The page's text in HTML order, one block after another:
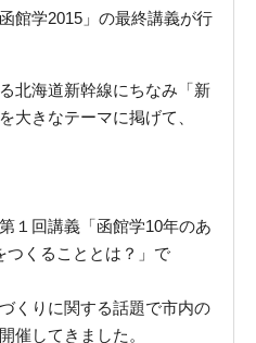
館学2015」の最終講義が行
北海道新幹線にちなみ「新
大きなテーマに掲げて、
１回講義「函館学10年のあ
つくることとは？」で
くりに関する話題で市内の
催してきました。